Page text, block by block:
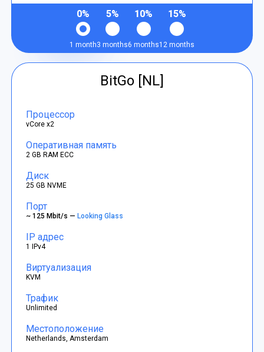
0%
1 month
5%
3 months
10%
6 months
15%
12 months
BitGo [NL]
Процессор
vCore x2
Оперативная память
2 GB RAM ECC
Диск
25 GB NVME
Порт
~ 125 Mbit/s —Looking Glass
IP адрес
1 IPv4
Виртуализация
KVM
Трафик
Unlimited
Местоположение
Netherlands, Amsterdam